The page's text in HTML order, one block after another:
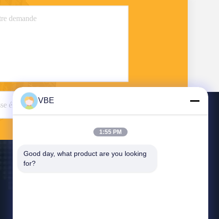
VBE
1:55 PM
Good day, what product are you looking
for?